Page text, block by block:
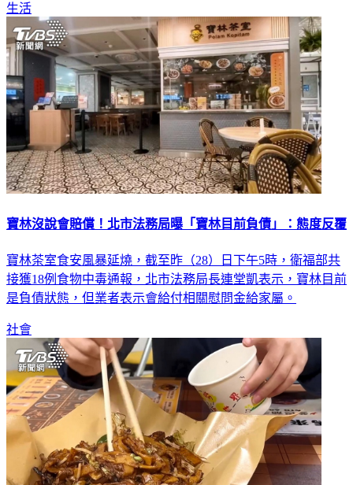
生活
寶林沒說會賠償！北市法務局曝「寶林目前負債」：態度反覆
寶林茶室食安風暴延燒，截至昨（28）日下午5時，衛福部共
接獲18例食物中毒通報，北市法務局長連堂凱表示，寶林目前
是負債狀態，但業者表示會給付相關慰問金給家屬。
社會